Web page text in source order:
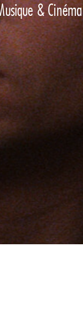
& Cinéma